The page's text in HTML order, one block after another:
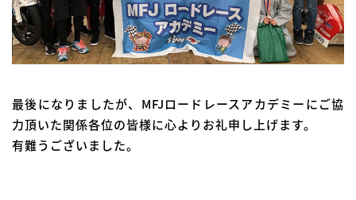
最後になりましたが、MFJロードレースアカデミーにご協
力頂いた関係各位の皆様に心よりお礼申し上げます。
有難うございました。